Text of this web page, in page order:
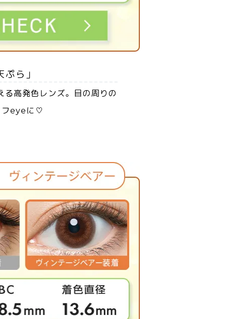
ら」
る高発色レンズ。目の周りの
フeyeに♡